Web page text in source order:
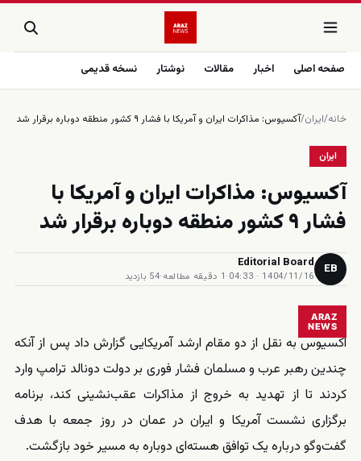
صفحه اصلی اخبار مقالات نوشتار نسخه قدیمی
خانه/ایران/آكسيوس: مذاكرات ايران و آمريكا با فشار ٩ كشور منطقه دوباره برقرار شد
ایران
آكسيوس: مذاكرات ايران و آمريكا با
فشار ٩ كشور منطقه دوباره برقرار شد
EB
Editorial Board
1404/11/16 · 04:33
·1 دقیقه مطالعه ·54 بازدید
ARAZ
NEWS
‏اکسیوس به نقل از دو مقام ارشد آمریکایی گزارش داد پس از آنکه
چندین رهبر عرب و مسلمان فشار فوری بر دولت دونالد ترامپ وارد
کردند تا از تهدید به خروج از مذاکرات عقب‌نشینی کند، برنامه
برگزاری نشست آمریکا و ایران در عمان در روز جمعه با هدف
گفت‌وگو درباره یک توافق هسته‌ای دوباره به مسیر خود بازگشت.